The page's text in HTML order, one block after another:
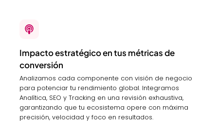
Impacto estratégico en tus métricas de
conversión
Analizamos cada componente con visión de negocio
para potenciar tu rendimiento global. Integramos
Analítica, SEO y Tracking en una revisión exhaustiva,
garantizando que tu ecosistema opere con máxima
precisión, velocidad y foco en resultados.